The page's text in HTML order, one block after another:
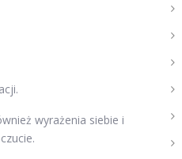
wyrażenia siebie i